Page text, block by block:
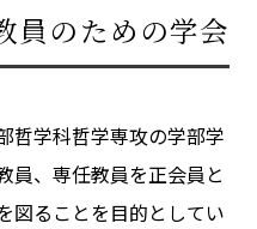
員のための学会
哲学科哲学専攻の学部学
員、専任教員を正会員と
図ることを目的としてい